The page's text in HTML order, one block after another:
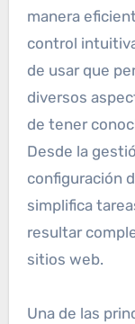
manera
control
de usar que
diversos
de tener
Desde la
configuración
simplifica
resultar
sitios web.
Una de las